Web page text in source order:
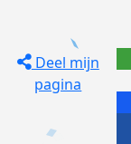
Deel mijn
pagina